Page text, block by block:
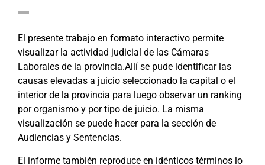
El presente trabajo en formato interactivo permite
visualizar la actividad judicial de las Cámaras
Laborales de la provincia.Allí se pude identificar las
causas elevadas a juicio seleccionado la capital o el
interior de la provincia para luego observar un ranking
por organismo y por tipo de juicio. La misma
visualización se puede hacer para la sección de
Audiencias y Sentencias.
El informe también reproduce en idénticos términos lo